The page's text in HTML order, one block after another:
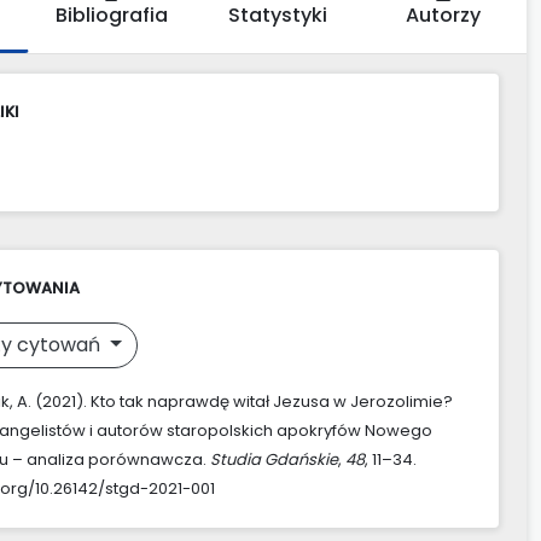
Bibliografia Statystyki Autorzy
cytowań
A. (2021). Kto tak naprawdę witał Jezusa w Jerozolimie?
i autorów staropolskich apokryfów Nowego
– analiza porównawcza. Studia Gdańskie, 48, 11–34.
10.26142/stgd-2021-001